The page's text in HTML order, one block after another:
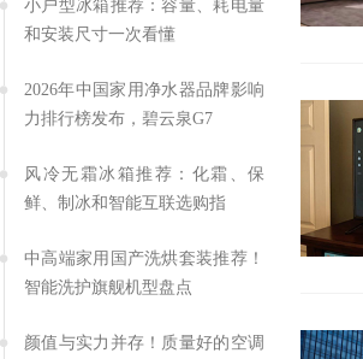
小户型冰箱推荐：容量、耗电量
和安装尺寸一次看懂
2026年中国家用净水器品牌影响
力排行榜发布，碧云泉G7
风冷无霜冰箱推荐：化霜、保
鲜、制冰和智能互联选购指
中高端家用国产洗烘套装推荐！
智能洗护旗舰机型盘点
颜值与实力并存！质量好的空调